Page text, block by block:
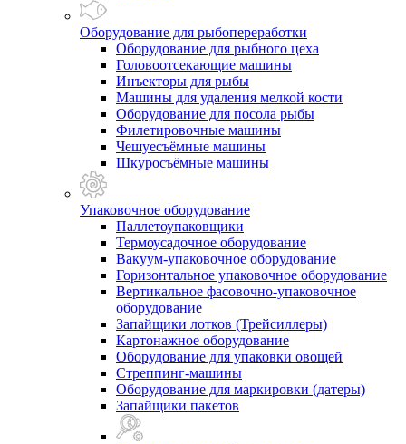
Оборудование для рыбопереработки
Оборудование для рыбного цеха
Головоотсекающие машины
Инъекторы для рыбы
Машины для удаления мелкой кости
Оборудование для посола рыбы
Филетировочные машины
Чешуесъёмные машины
Шкуросъёмные машины
Упаковочное оборудование
Паллетоупаковщики
Термоусадочное оборудование
Вакуум-упаковочное оборудование
Горизонтальное упаковочное оборудование
Вертикальное фасовочно-упаковочное
оборудование
Запайщики лотков (Трейсиллеры)
Картонажное оборудование
Оборудование для упаковки овощей
Стреппинг-машины
Оборудование для маркировки (датеры)
Запайщики пакетов